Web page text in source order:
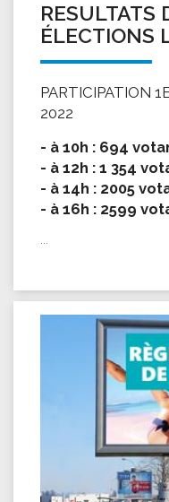
RESULTATS
ÉLECTIONS
PARTICIPATION
2022
- à 10h : 694
- à 12h : 1 354
- à 14h : 2005
- à 16h : 2599
...